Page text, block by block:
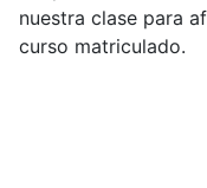
nuestra clase para
curso matriculado.